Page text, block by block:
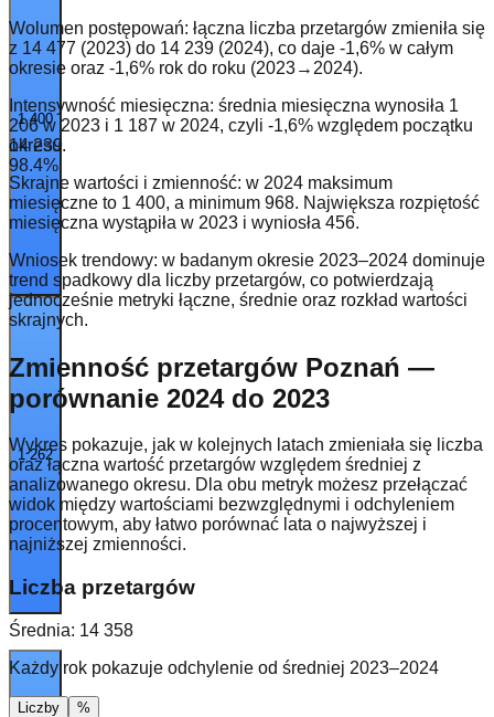
1 400
1 262
14 239
98.4%
Wolumen postępowań: łączna liczba przetargów zmieniła się
z 14 477 (2023) do 14 239 (2024), co daje -1,6% w całym
okresie oraz -1,6% rok do roku (2023→2024).
Intensywność miesięczna: średnia miesięczna wynosiła 1
206 w 2023 i 1 187 w 2024, czyli -1,6% względem początku
okresu.
Skrajne wartości i zmienność: w 2024 maksimum
miesięczne to 1 400, a minimum 968. Największa rozpiętość
miesięczna wystąpiła w 2023 i wyniosła 456.
Wniosek trendowy: w badanym okresie 2023–2024 dominuje
trend spadkowy dla liczby przetargów, co potwierdzają
jednocześnie metryki łączne, średnie oraz rozkład wartości
skrajnych.
Zmienność przetargów Poznań —
porównanie 2024 do 2023
Wykres pokazuje, jak w kolejnych latach zmieniała się liczba
oraz łączna wartość przetargów względem średniej z
analizowanego okresu. Dla obu metryk możesz przełączać
widok między wartościami bezwzględnymi i odchyleniem
procentowym, aby łatwo porównać lata o najwyższej i
najniższej zmienności.
Liczba przetargów
Średnia: 14 358
Każdy rok pokazuje odchylenie od średniej 2023–2024
Liczby %